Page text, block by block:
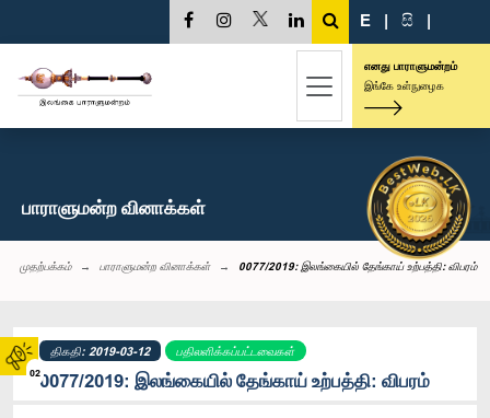
02
E | සි |
எனது பாராளுமன்றம்
இங்கே உள்நுழைக
பாராளுமன்ற வினாக்கள்
முதற்பக்கம் பாராளுமன்ற வினாக்கள் 0077/2019: இலங்கையில் தேங்காய் உற்பத்தி: விபரம்
திகதி: 2019-03-12 பதிலளிக்கப்பட்டவைகள்
0077/2019: இலங்கையில் தேங்காய் உற்பத்தி: விபரம்